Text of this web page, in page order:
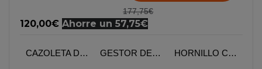
177,75€
120,00€ Ahorre un 57,75€
CAZOLETA DMNT OVOL PHUNNEL GESTOR DE CALOR STAR FLOWKAH HORNILLO CACHIMBA 500W LUCIFER TRAVEL FLOWKAH